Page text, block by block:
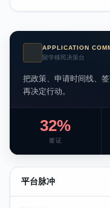
APPLICATION
留学移民决策台
把政策、申请时间线、
再决定行动。
32%
签证
平台脉冲